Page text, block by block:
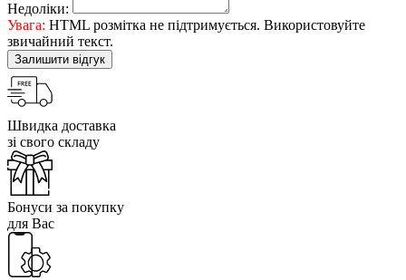
Недоліки:
Увага: HTML розмітка не підтримується. Використовуйте
звичайний текст.
Залишити відгук
Швидка доставка
зі свого складу
Бонуси за покупку
для Вас